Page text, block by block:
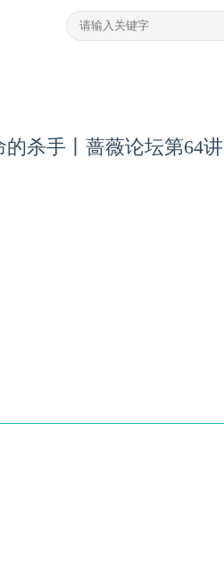
杀手丨蔷薇论坛第64讲